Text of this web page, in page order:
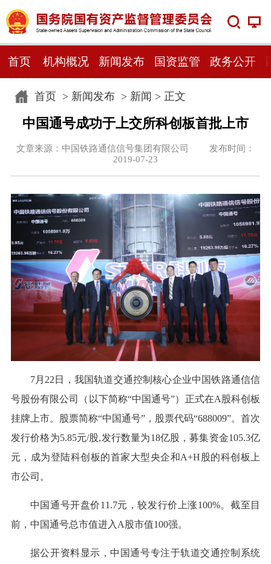
首页 机构概况 新闻发布 国资监管 政务公开
首页> 新闻发布> 新闻 > 正文
中国通号成功于上交所科创板首批上市
文章来源：中国铁路通信信号集团有限公司 发布时间：
2019-07-23
7月22日，我国轨道交通控制核心企业中国铁路通信信
号股份有限公司（以下简称“中国通号”）正式在A股科创板
挂牌上市。股票简称“中国通号”，股票代码“688009”。首次
发行价格为5.85元/股,发行数量为18亿股，募集资金105.3亿
元，成为登陆科创板的首家大型央企和A+H股的科创板上
市公司。
中国通号开盘价11.7元，较发行价上涨100%。截至目
前，中国通号总市值进入A股市值100强。
据公开资料显示，中国通号专注于轨道交通控制系统